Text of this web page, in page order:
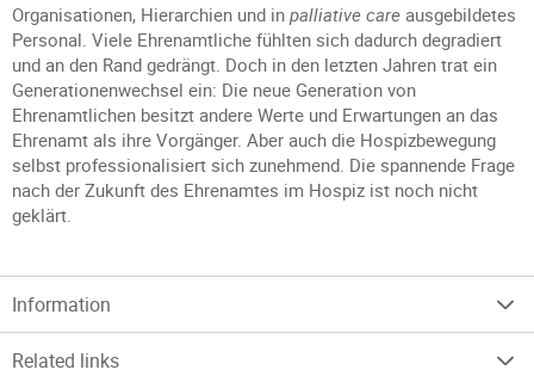
Organisationen, Hierarchien und in palliative care ausgebildetes
Personal. Viele Ehrenamtliche fühlten sich dadurch degradiert
und an den Rand gedrängt. Doch in den letzten Jahren trat ein
Generationenwechsel ein: Die neue Generation von
Ehrenamtlichen besitzt andere Werte und Erwartungen an das
Ehrenamt als ihre Vorgänger. Aber auch die Hospizbewegung
selbst professionalisiert sich zunehmend. Die spannende Frage
nach der Zukunft des Ehrenamtes im Hospiz ist noch nicht
geklärt.
Information
Related links